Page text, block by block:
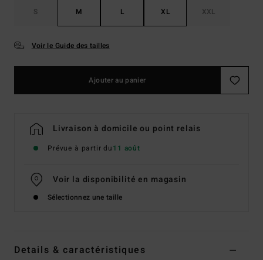
S M L XL XXL
Voir le Guide des tailles
Ajouter au panier
Livraison à domicile ou point relais
Prévue à partir du11 août
Voir la disponibilité en magasin
Sélectionnez une taille
Details & caractéristiques